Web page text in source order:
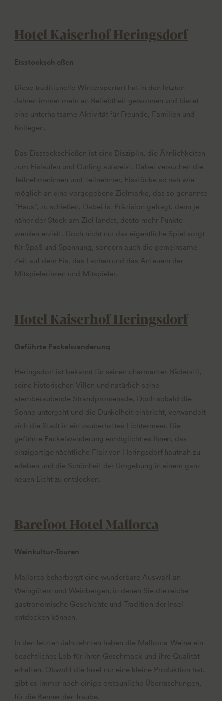
Hotel Kaiserhof Heringsdorf
Eisstockschießen
Diese traditionelle Wintersportart hat in den letzten
Jahren immer mehr an Beliebtheit gewonnen und bietet
eine unterhaltsame Aktivität für Freunde, Familien und
Kollegen.
Das Eisstockschießen ist eine Disziplin, die Ähnlichkeiten
zum Eislaufen und Curling aufweist. Dabei versuchen die
Teilnehmerinnen und Teilnehmer, Eisstöcke so nah wie
möglich an eine vorgegebene Zielmarke, das so genannte
"Haus", zu schießen. Dabei ist Präzision gefragt, denn je
näher der Stock am Ziel landet, desto mehr Punkte
werden erzielt. Doch nicht nur das eigentliche Spiel sorgt
für Spaß und Spannung, sondern auch die gemeinsame
Zeit auf dem Eis, das Lachen und das Anfeuern der
Mitspielerinnen und Mitspieler.
Hotel Kaiserhof Heringsdorf
Geführte Fackelwanderung
Heringsdorf ist bekannt für seinen charmanten Bäderstil,
seine historischen Villen und natürlich seine
atemberaubende Strandpromenade. Doch sobald die
Sonne untergeht und die Dunkelheit einbricht, verwandelt
sich die Stadt in ein zauberhaftes Lichtermeer. Die
geführte Fackelwanderung ermöglicht es Ihnen, das
einzigartige nächtliche Flair von Heringsdorf hautnah zu
erleben und die Schönheit der Umgebung in einem ganz
neuen Licht zu entdecken.
Barefoot Hotel Mallorca
Weinkultur-Touren
Mallorca beherbergt eine wunderbare Auswahl an
Weingütern und Weinbergen, in denen Sie die reiche
gastronomische Geschichte und Tradition der Insel
entdecken können.
In den letzten Jahrzehnten haben die Mallorca-Weine ein
beachtliches Lob für ihren Geschmack und ihre Qualität
erhalten. Obwohl die Insel nur eine kleine Produktion hat,
gibt es immer noch einige erstaunliche Überraschungen,
für die Kenner der Traube.